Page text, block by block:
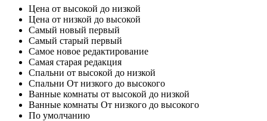
Цена от высокой до низкой
Цена от низкой до высокой
Самый новый первый
Самый старый первый
Самое новое редактирование
Самая старая редакция
Спальни от высокой до низкой
Спальни От низкого до высокого
Ванные комнаты от высокой до низкой
Ванные комнаты От низкого до высокого
По умолчанию